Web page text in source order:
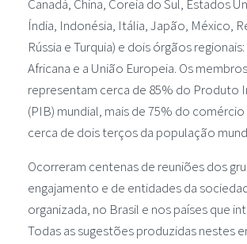
Canadá, China, Coreia do Sul, Estados
Índia, Indonésia, Itália, Japão, México,
Rússia e Turquia) e dois órgãos
Africana e a União Europeia. Os
representam cerca de 85% do Produto
(PIB) mundial, mais de 75% do
cerca de dois terços da população
Ocorreram centenas de reuniões dos
engajamento e de entidades da
organizada, no Brasil e nos países que
Todas as sugestões produzidas nestes